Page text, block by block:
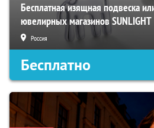
Бесплатная изящная подвеска
ювелирных магазинов SUNLIGHT
Россия
Бесплатно